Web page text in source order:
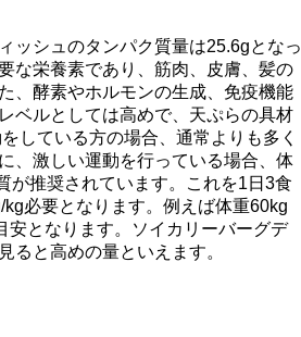
ッシュのタンパク質量は25.6gとなっ
な栄養素であり、筋肉、皮膚、髪の
、酵素やホルモンの生成、免疫機能
ベルとしては高めで、天ぷらの具材
している方の場合、通常よりも多く
、激しい運動を行っている場合、体
が推奨されています。これを1日3食
必要となります。例えば体重60kg
安となります。ソイカリーバーグデ
ると高めの量といえます。